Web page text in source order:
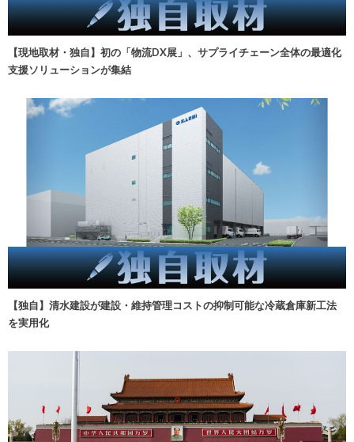
【現地取材・独自】初の「物流DX展」、サプライチェーン全体の最適化
支援ソリューションが集結
【独自】清水建設が建設・維持管理コストの抑制可能な冷蔵倉庫新工法
を実用化